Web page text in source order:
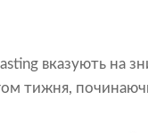
вказують на
тижня,